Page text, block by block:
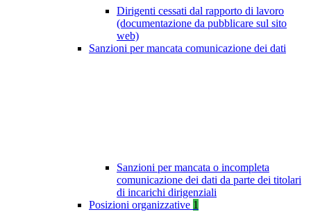
Dirigenti cessati dal rapporto di lavoro
(documentazione da pubblicare sul sito
web)
Sanzioni per mancata comunicazione dei dati
Sanzioni per mancata o incompleta
comunicazione dei dati da parte dei titolari
di incarichi dirigenziali
Posizioni organizzative 1